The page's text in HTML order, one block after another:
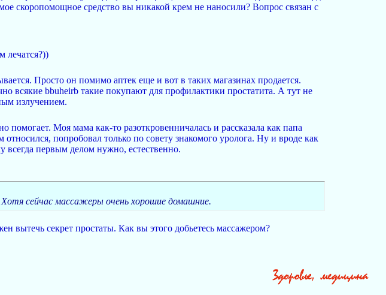
скоропомощное средство вы никакой крем не наносили? Вопрос связан с
лечатся?))
Просто он помимо аптек еще и вот в таких магазинах продается.
всякие bbuheirb такие покупают для профилактики простатита. А тут не
излучением.
помогает. Моя мама как-то разоткровенничалась и рассказала как папа
попробовал только по совету знакомого уролога. Ну и вроде как
всегда первым делом нужно, естественно.
сейчас массажеры очень хорошие домашние.
вытечь секрет простаты. Как вы этого добьетесь массажером?